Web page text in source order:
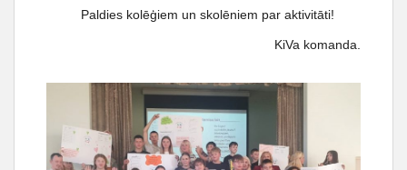
Paldies kolēģiem un skolēniem par aktivitāti!
KiVa komanda.